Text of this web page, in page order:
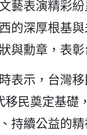
藝表演精彩
的深厚根基
與勳章，表
表示，台灣
移民奠定基礎
持續公益的